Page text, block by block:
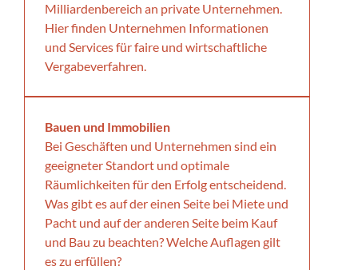
Milliardenbereich an private Unternehmen.
Hier finden Unternehmen Informationen
und Services für faire und wirtschaftliche
Vergabeverfahren.
Bauen und Immobilien
Bei Geschäften und Unternehmen sind ein
geeigneter Standort und optimale
Räumlichkeiten für den Erfolg entscheidend.
Was gibt es auf der einen Seite bei Miete und
Pacht und auf der anderen Seite beim Kauf
und Bau zu beachten? Welche Auflagen gilt
es zu erfüllen?